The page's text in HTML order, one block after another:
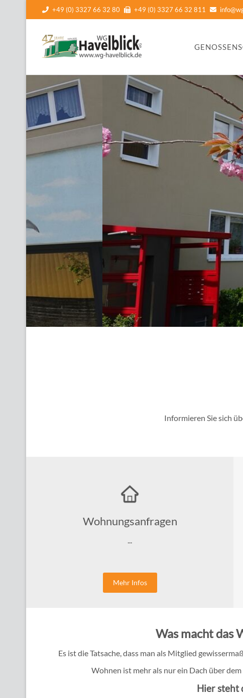
+49 (0) 3327 66 32 80 +49 (0) 3327 66 32 811
Navigation
Informieren Sie sich
Wohnungsanfragen
...
Mehr Infos
Was macht das
Es ist die Tatsache, dass man als Mitglied
Wohnen ist mehr als nur ein Dach über
Hier steht